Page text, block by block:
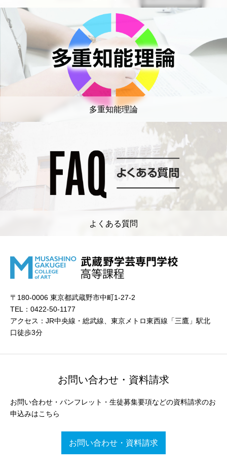
多重知能理論
よくある質問
〒180-0006 東京都武蔵野市中町1-27-2
TEL：0422-50-1177
アクセス：JR中央線・総武線、東京メトロ東西線「三鷹」駅北
口徒歩3分
お問い合わせ・資料請求
お問い合わせ・パンフレット・生徒募集要項などの資料請求のお
申込みはこちら
お問い合わせ・資料請求